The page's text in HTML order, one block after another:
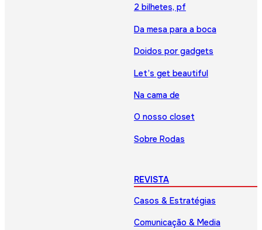
2 bilhetes, pf
Da mesa para a boca
Doidos por gadgets
Let’s get beautiful
Na cama de
O nosso closet
Sobre Rodas
REVISTA
Casos & Estratégias
Comunicação & Media